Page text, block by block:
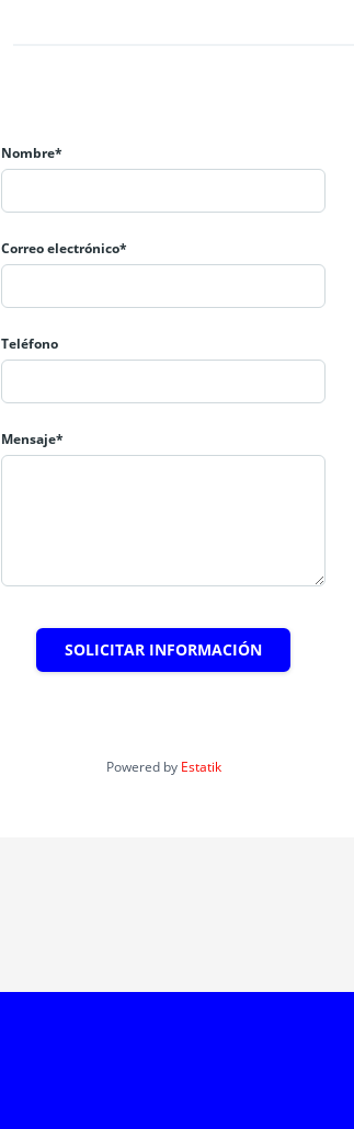
Nombre*
Correo electrónico*
Teléfono
Mensaje*
SOLICITAR INFORMACIÓN
Powered by Estatik